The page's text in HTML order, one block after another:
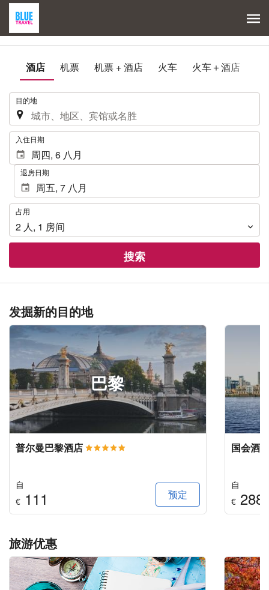
酒店 机票 机票 + 酒店 火车 火车＋酒店
. 目的地
. 入住日期
退房日期
占
用
占用
2 人 , 1 房间
搜索
发掘新的目的地
巴黎
普尔曼巴黎酒店
自
€ 111 预定
国会酒
自
€288
旅游优惠